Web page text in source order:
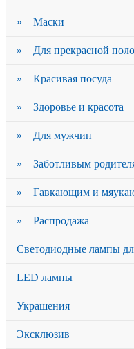
» Маски
» Для прекрасной
» Красивая посуда
» Здоровье и красота
» Для мужчин
» Заботливым
» Гавкающим и
» Распродажа
Светодиодные лампы
LED лампы
Украшения
Эксклюзив